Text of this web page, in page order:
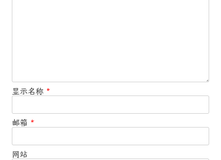
显示名称 *
邮箱 *
网站